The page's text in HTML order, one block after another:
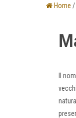
Home /
Il